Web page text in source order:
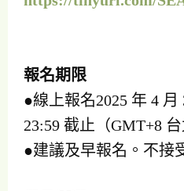
報名期限
●線上報名2025 年 4 月
23:59 截止（GMT+8
●建議及早報名。不接